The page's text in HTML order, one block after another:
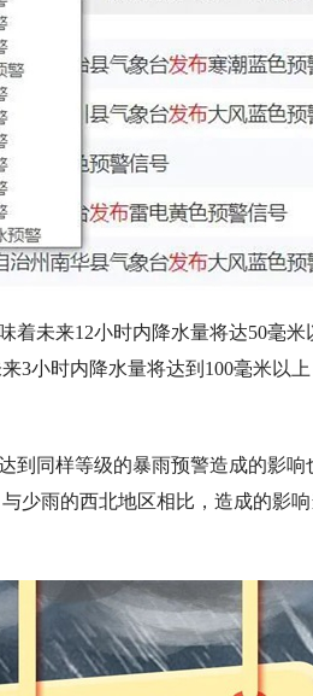
着未来12小时内降水量将达50毫
3小时内降水量将达到100毫米以
到同样等级的暴雨预警造成的影响
少雨的西北地区相比，造成的影